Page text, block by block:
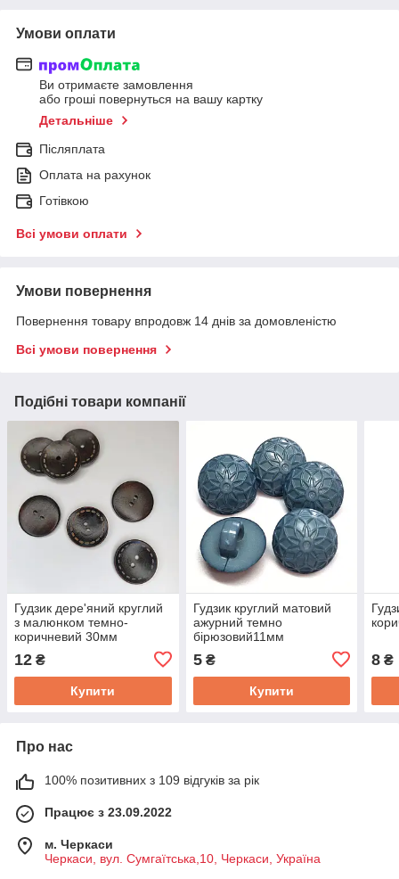
Умови оплати
Ви отримаєте замовлення
або гроші повернуться на вашу картку
Детальніше
Післяплата
Оплата на рахунок
Готівкою
Всі умови оплати
Умови повернення
Повернення товару впродовж 14 днів за домовленістю
Всі умови повернення
Подібні товари компанії
Гудзик дере'яний круглий
з малюнком темно-
коричневий 30мм
12 ₴
Купити
Гудзик круглий матовий
ажурний темно
бірюзовий11мм
5₴
Купити
8 ₴
Про нас
100% позитивних з 109 відгуків за рік
Працює з 23.09.2022
м. Черкаси
Черкаси, вул. Сумгаїтська,10, Черкаси, Україна